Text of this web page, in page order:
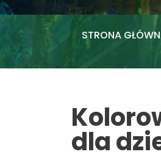
STRONA
dla